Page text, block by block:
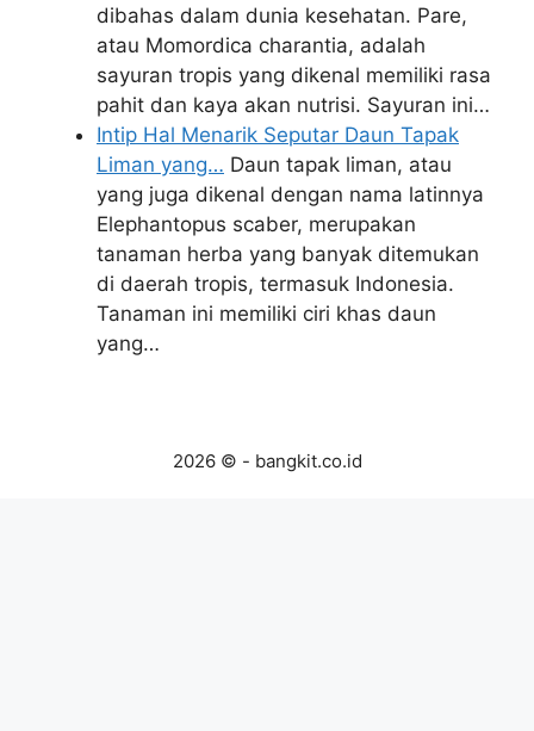
dibahas dalam dunia kesehatan. Pare,
atau Momordica charantia, adalah
sayuran tropis yang dikenal memiliki rasa
pahit dan kaya akan nutrisi. Sayuran ini…
Intip Hal Menarik Seputar Daun Tapak
Liman yang… Daun tapak liman, atau
yang juga dikenal dengan nama latinnya
Elephantopus scaber, merupakan
tanaman herba yang banyak ditemukan
di daerah tropis, termasuk Indonesia.
Tanaman ini memiliki ciri khas daun
yang…
2026 © - bangkit.co.id